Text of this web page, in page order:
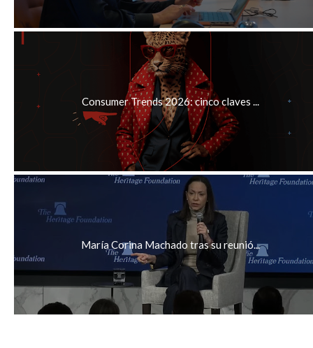
Consumer Trends 2026: cinco claves ...
María Corina Machado tras su reunió...